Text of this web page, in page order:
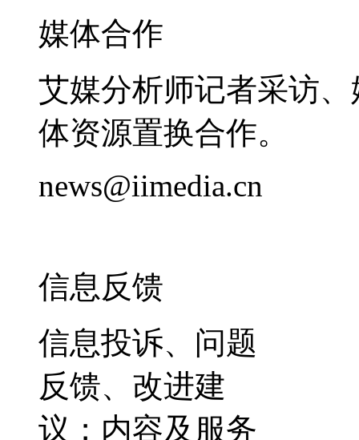
媒体合作
艾媒分析师记者采访
体资源置换合作。
news@iimedia.cn
信息反馈
信息投诉、问题
反馈、改进建
议；内容及服务